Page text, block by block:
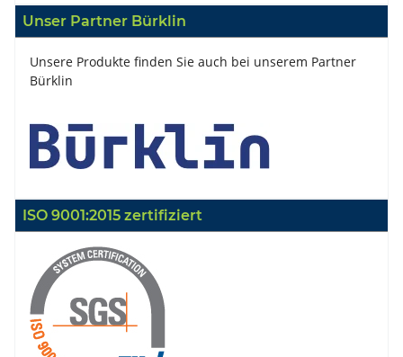
Unser Partner Bürklin
Unsere Produkte finden Sie auch bei unserem Partner
Bürklin
ISO 9001:2015 zertifiziert